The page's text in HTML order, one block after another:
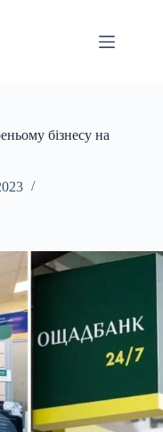
бізнесу на